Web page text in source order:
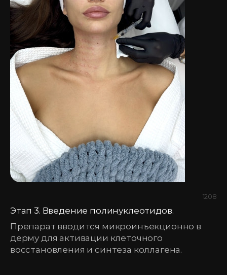
1208
Этап 3. Введение полинуклеотидов.
Препарат вводится микроинъекционно в
дерму для активации клеточного
восстановления и синтеза коллагена.